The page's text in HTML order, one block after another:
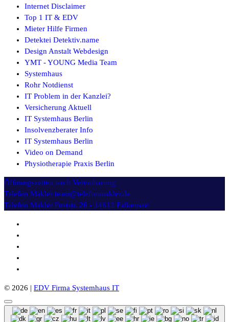
Internet Disclaimer
Top 1 IT & EDV
Mieter Hilfe Firmen
Detektei Detektiv.name
Design Anstalt Webdesign
YMT - YOUNG Media Team
Systemhaus
Rohr Notdienst
IT Problem in der Kanzlei?
Versicherung Aktuell
IT Systemhaus Berlin
Insolvenzberater Info
IT Systemhaus Berlin
Video on Demand
Physiotherapie Praxis Berlin
Öffnungszeiten nach Vereinbarung
Telefon Makler team@telefonmakler.de
Telefon Makler Poststr. 26 - 14612 Falkensee
© 2026 | EDV Firma Systemhaus IT